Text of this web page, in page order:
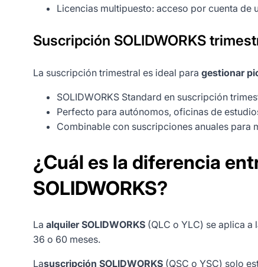
Licencias multipuesto: acceso por cuenta de
Suscripción SOLIDWORKS
La suscripción trimestral es ideal para gestionar
SOLIDWORKS Standard en suscripción
Perfecto para autónomos, oficinas de
Combinable con suscripciones anuales para
¿Cuál es la diferencia
SOLIDWORKS?
La alquiler SOLIDWORKS (QLC o YLC) se aplica a
36 o 60 meses.
Lasuscripción SOLIDWORKS (QSC o YSC) solo